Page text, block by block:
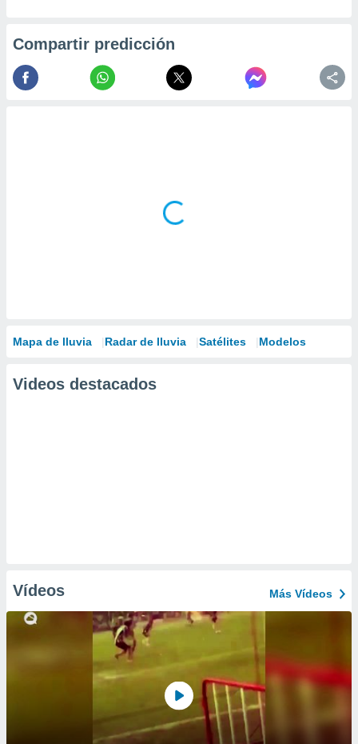
Compartir predicción
Mapa de lluvia Radar de lluvia Satélites Modelos
Videos destacados
Vídeos Más Vídeos